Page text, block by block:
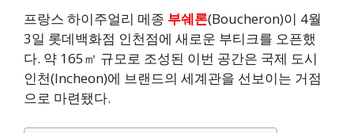
프랑스 하이주얼리 메종 부쉐론(Boucheron)이 4월
3일 롯데백화점 인천점에 새로운 부티크를 오픈했
다. 약 165㎡ 규모로 조성된 이번 공간은 국제 도시
인천(Incheon)에 브랜드의 세계관을 선보이는 거점
으로 마련됐다.